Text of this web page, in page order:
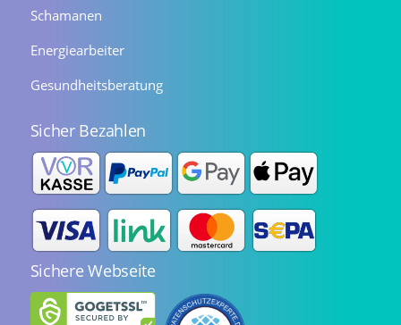
Schamanen
Energiearbeiter
Gesundheitsberatung
Sicher Bezahlen
Sichere Webseite